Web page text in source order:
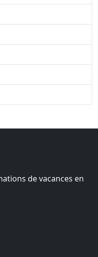
de vacances en